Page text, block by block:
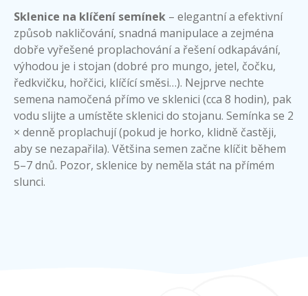
Sklenice na klíčení semínek – elegantní a efektivní
způsob nakličování, snadná manipulace a zejména
dobře vyřešené proplachování a řešení odkapávání,
výhodou je i stojan (dobré pro mungo, jetel, čočku,
ředkvičku, hořčici, klíčící směsi…). Nejprve nechte
semena namočená přímo ve sklenici (cca 8 hodin), pak
vodu slijte a umístěte sklenici do stojanu. Semínka se 2
× denně proplachují (pokud je horko, klidně častěji,
aby se nezapařila). Většina semen začne klíčit během
5–7 dnů. Pozor, sklenice by neměla stát na přímém
slunci.